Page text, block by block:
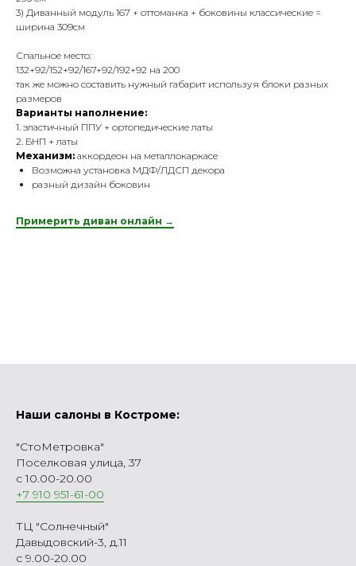
3) Диванный модуль 167 + оттоманка + боковины классические =
ширина 309см
Спальное место:
132+92/152+92/167+92/192+92 на 200
так же можно составить нужный габарит используя блоки разных
размеров
Варианты наполнение:
1. эластичный ППУ + ортопедические латы
2. БНП + латы
Механизм: аккордеон на металлокаркасе
Возможна установка МДФ/ЛДСП декора
разный дизайн боковин
Примерить диван онлайн →
Наши салоны в Костроме:
"СтоМетровка"
Поселковая улица, 37
с 10.00-20.00
+7 910 951-61-00
ТЦ "Солнечный"
Давыдовский-3, д.11
с 9.00-20.00